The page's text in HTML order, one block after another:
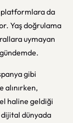
platformlara da
Yaş doğrulama
uymayan
gibi
alınırken,
haline geldiği
dünyada